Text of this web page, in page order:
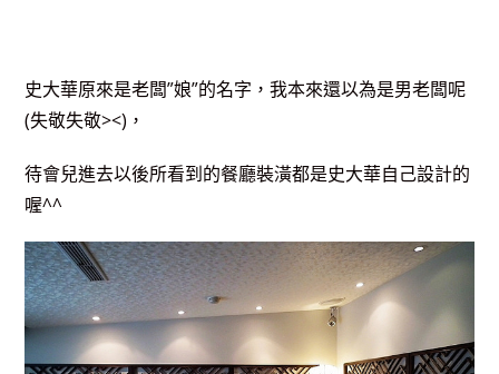
史大華原來是老闆”娘”的名字，我本來還以為是男老闆呢
(失敬失敬><)，
待會兒進去以後所看到的餐廳裝潢都是史大華自己設計的
喔^^